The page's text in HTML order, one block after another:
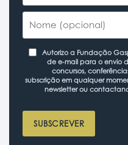
Autorizo a Fundação
de e-mail para o envio
concursos,
subscrição em qualquer
newsletter ou
SUBSCREVER